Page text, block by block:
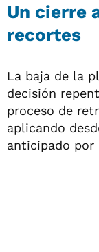
Un cierre
recortes
La baja de la
decisión
proceso de
aplicando
anticipado por